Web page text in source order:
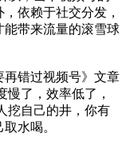
依赖于社交分发，
能带来流量的滚雪球
再错过视频号》文章
了，效率低了，
挖自己的井，你有
水喝。